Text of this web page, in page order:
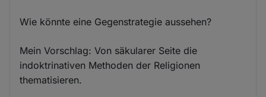
Wie könnte eine Gegenstrategie aussehen?
Mein Vorschlag: Von säkularer Seite die
indoktrinativen Methoden der Religionen
thematisieren.